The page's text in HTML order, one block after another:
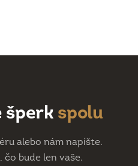
šperk spolu
alebo nám napíšte.
bude len vaše.